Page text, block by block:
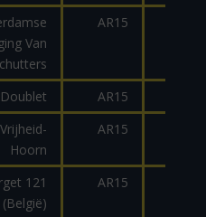
Van
AR15
AR15
Hoorn
AR15
121
(België)
AR15